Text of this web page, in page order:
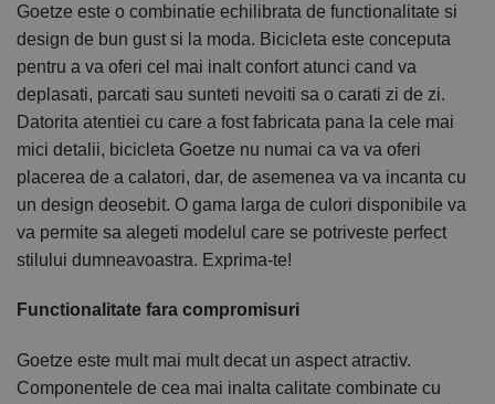
Goetze este o combinatie echilibrata de functionalitate si
design de bun gust si la moda. Bicicleta este conceputa
pentru a va oferi cel mai inalt confort atunci cand va
deplasati, parcati sau sunteti nevoiti sa o carati zi de zi.
Datorita atentiei cu care a fost fabricata pana la cele mai
mici detalii, bicicleta Goetze nu numai ca va va oferi
placerea de a calatori, dar, de asemenea va va incanta cu
un design deosebit. O gama larga de culori disponibile va
va permite sa alegeti modelul care se potriveste perfect
stilului dumneavoastra. Exprima-te!
Functionalitate fara compromisuri
Goetze este mult mai mult decat un aspect atractiv.
Componentele de cea mai inalta calitate combinate cu